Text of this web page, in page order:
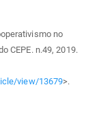
no
CEPE. n.49, 2019.
view/13679>.